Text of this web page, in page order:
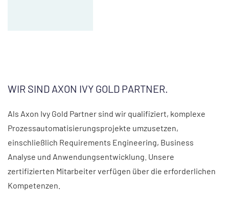
WIR SIND AXON IVY GOLD PARTNER.
Als Axon Ivy Gold Partner sind wir qualifiziert, komplexe
Prozessautomatisierungsprojekte umzusetzen,
einschließlich Requirements Engineering, Business
Analyse und Anwendungsentwicklung. Unsere
zertifizierten Mitarbeiter verfügen über die erforderlichen
Kompetenzen.